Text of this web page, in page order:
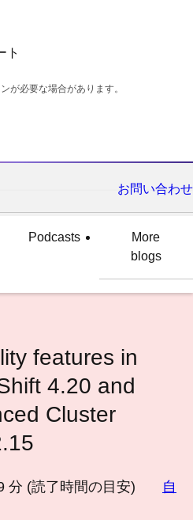
ト
が必要な場合があります。
お問い合わせ
Podcasts
More
blogs
features in
4.20 and
Cluster
分 (読了時間の目安)
自